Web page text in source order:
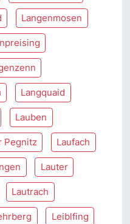
Langenmosen
Langquaid
Lauben
Pegnitz Laufach
Lauter
Lautrach
Leiblfing